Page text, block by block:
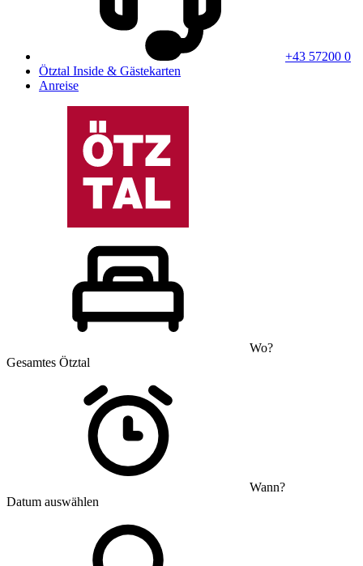
+43 57200 0
Ötztal Inside & Gästekarten
Anreise
Wo?
Gesamtes Ötztal
Wann?
Datum auswählen